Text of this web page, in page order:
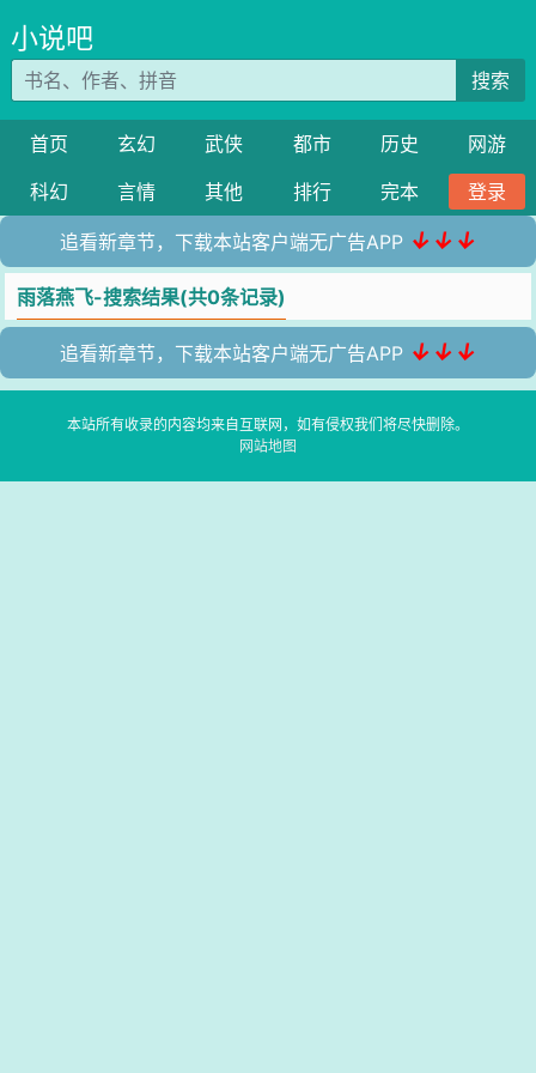
小说吧
搜索
首页 玄幻 武侠 都市 历史
网游
科幻
言情 其他 排行 完本 登录
追看新章节，下载本站客户端无广告APP ↓↓↓
雨落燕飞-搜索结果(共0条记录)
追看新章节，下载本站客户端无广告APP ↓↓↓
本站所有收录的内容均来自互联网，如有侵权我们将尽快删除。
网站地图